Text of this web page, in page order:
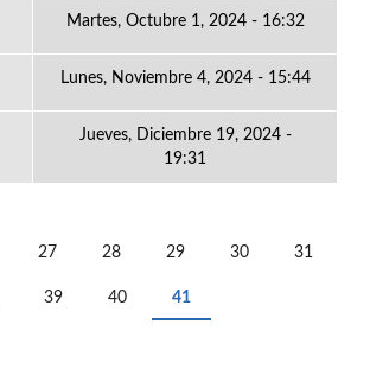
Martes, Octubre 1, 2024 - 16:32
Lunes, Noviembre 4, 2024 - 15:44
Jueves, Diciembre 19, 2024 -
19:31
27 28 29 30 31
39 40 41